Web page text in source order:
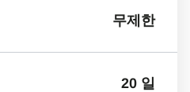
무제한
20 일